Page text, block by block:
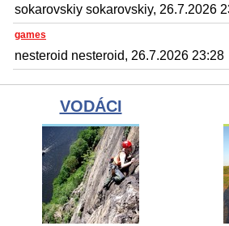
sokarovskiy sokarovskiy, 26.7.2026
games
nesteroid nesteroid, 26.7.2026 23:28
VODÁCI